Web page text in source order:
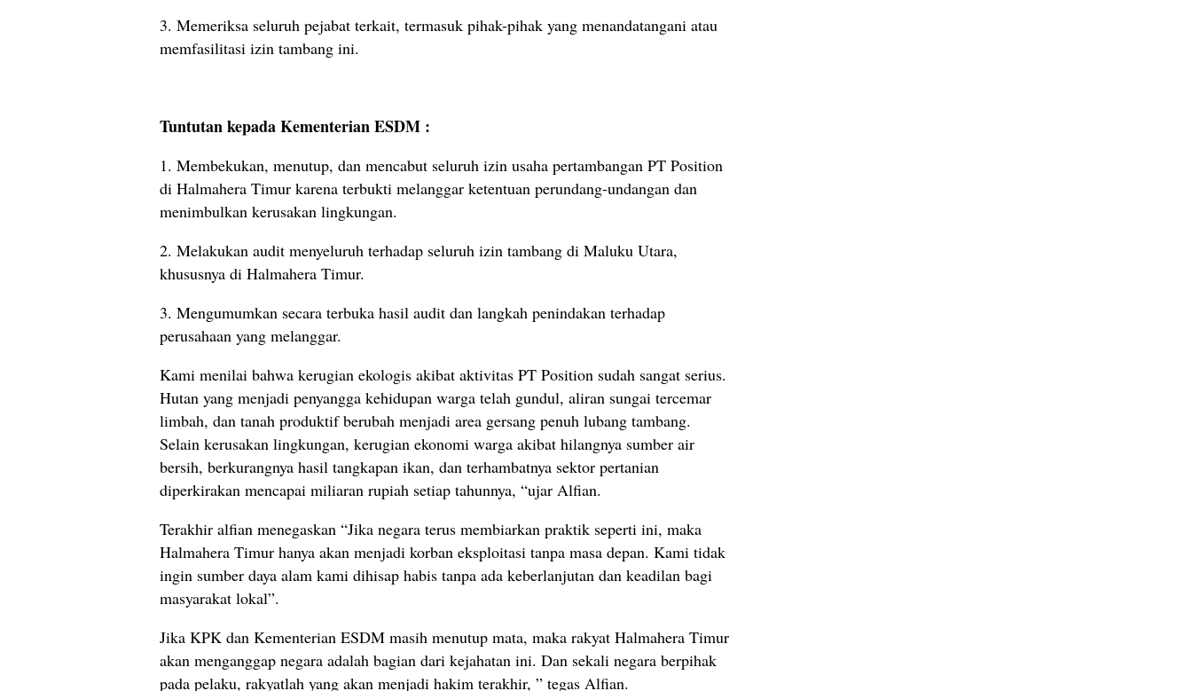
3. Memeriksa seluruh pejabat terkait, termasuk pihak-pihak yang menandatangani atau
memfasilitasi izin tambang ini.
Tuntutan kepada Kementerian ESDM :
1. Membekukan, menutup, dan mencabut seluruh izin usaha pertambangan PT Position
di Halmahera Timur karena terbukti melanggar ketentuan perundang-undangan dan
menimbulkan kerusakan lingkungan.
2. Melakukan audit menyeluruh terhadap seluruh izin tambang di Maluku Utara,
khususnya di Halmahera Timur.
3. Mengumumkan secara terbuka hasil audit dan langkah penindakan terhadap
perusahaan yang melanggar.
Kami menilai bahwa kerugian ekologis akibat aktivitas PT Position sudah sangat serius.
Hutan yang menjadi penyangga kehidupan warga telah gundul, aliran sungai tercemar
limbah, dan tanah produktif berubah menjadi area gersang penuh lubang tambang.
Selain kerusakan lingkungan, kerugian ekonomi warga akibat hilangnya sumber air
bersih, berkurangnya hasil tangkapan ikan, dan terhambatnya sektor pertanian
diperkirakan mencapai miliaran rupiah setiap tahunnya, “ujar Alfian.
Terakhir alfian menegaskan “Jika negara terus membiarkan praktik seperti ini, maka
Halmahera Timur hanya akan menjadi korban eksploitasi tanpa masa depan. Kami tidak
ingin sumber daya alam kami dihisap habis tanpa ada keberlanjutan dan keadilan bagi
masyarakat lokal”.
Jika KPK dan Kementerian ESDM masih menutup mata, maka rakyat Halmahera Timur
akan menganggap negara adalah bagian dari kejahatan ini. Dan sekali negara berpihak
pada pelaku, rakyatlah yang akan menjadi hakim terakhir, ” tegas Alfian.